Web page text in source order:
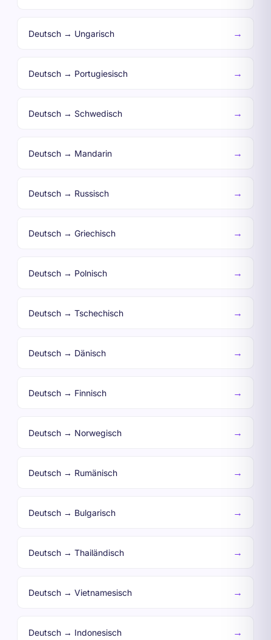
Deutsch → Ungarisch →
Deutsch → Portugiesisch →
Deutsch → Schwedisch →
Deutsch → Mandarin →
Deutsch → Russisch →
Deutsch → Griechisch →
Deutsch → Polnisch →
Deutsch → Tschechisch →
Deutsch → Dänisch →
Deutsch → Finnisch →
Deutsch → Norwegisch →
Deutsch → Rumänisch →
Deutsch → Bulgarisch →
Deutsch → Thailändisch →
Deutsch → Vietnamesisch →
Deutsch → Indonesisch →